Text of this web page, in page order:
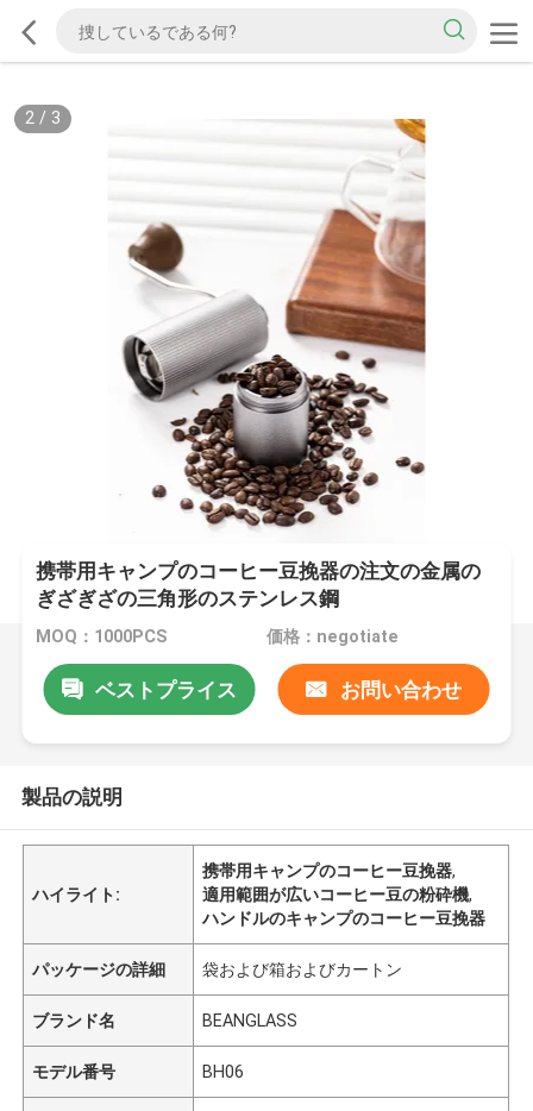
2/ 3
携帯用キャンプのコーヒー豆挽器の注文の金属の
ぎざぎざの三角形のステンレス鋼
MOQ：1000PCS 価格：negotiate
ベストプライス お問い合わせ
製品の説明
ハイライト:
携帯用キャンプのコーヒー豆挽器,
適用範囲が広いコーヒー豆の粉砕機,
ハンドルのキャンプのコーヒー豆挽器
パッケージの詳細 袋および箱およびカートン
ブランド名 BEANGLASS
モデル番号 BH06